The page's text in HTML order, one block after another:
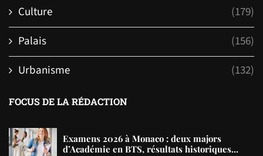
Culture
(179)
Palais
(156)
Urbanisme
(132)
FOCUS DE LA RÉDACTION
Examens 2026 à Monaco : deux majors
d’Académie en BTS, résultats historiques...